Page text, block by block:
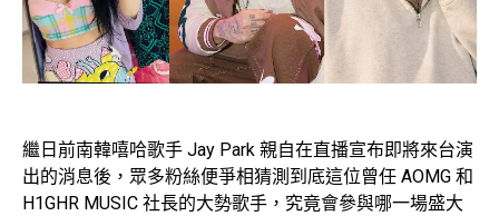
繼日前南韓嘻哈歌手 Jay Park 親自在直播宣布即將來台演
出的消息後，眾多粉絲便爭相猜測到底這位曾任 AOMG 和
H1GHR MUSIC 社長的大勢歌手，究竟會參與哪一場盛大